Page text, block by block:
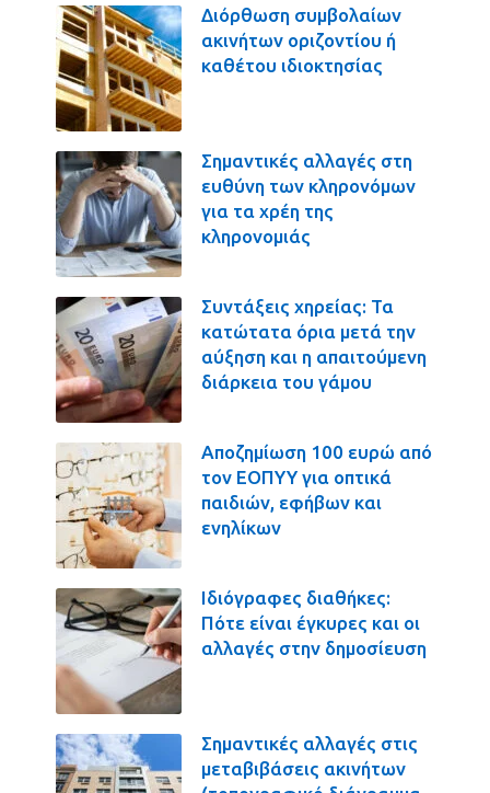
Διόρθωση συμβολαίων
ακινήτων οριζοντίου ή
καθέτου ιδιοκτησίας
Σημαντικές αλλαγές στη
ευθύνη των κληρονόμων
για τα χρέη της
κληρονομιάς
Συντάξεις χηρείας: Τα
κατώτατα όρια μετά την
αύξηση και η απαιτούμενη
διάρκεια του γάμου
Αποζημίωση 100 ευρώ από
τον ΕΟΠΥΥ για οπτικά
παιδιών, εφήβων και
ενηλίκων
Ιδιόγραφες διαθήκες:
Πότε είναι έγκυρες και οι
αλλαγές στην δημοσίευση
Σημαντικές αλλαγές στις
μεταβιβάσεις ακινήτων